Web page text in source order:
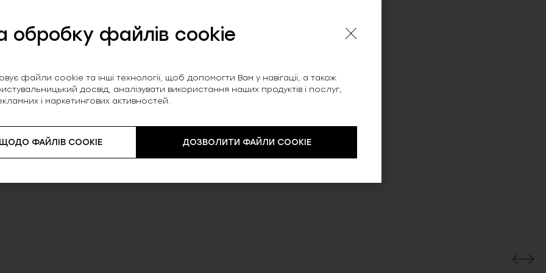
ефектний силует.
що складається з 80% поліаміду та 20%
у носінні. Відмінний вибір для пляжного
обробку файлів cookie
файли cookie та інші технології, щоб допомогти Вам у навігації, а також
досвід, аналізувати використання наших продуктів і послуг,
і маркетингових активностей.
ФАЙЛІВ COOKIE ДОЗВОЛИТИ ФАЙЛИ COOKIE